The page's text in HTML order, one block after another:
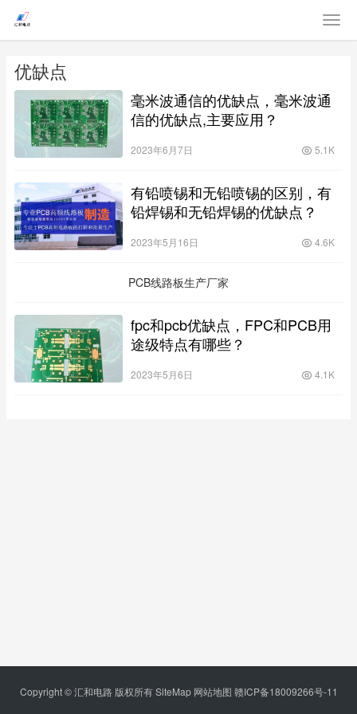
优缺点
毫米波通信的优缺点，毫米波通
信的优缺点,主要应用？
2023年6月7日 5.1K
有铅喷锡和无铅喷锡的区别，有
铅焊锡和无铅焊锡的优缺点？
2023年5月16日 4.6K
PCB线路板生产厂家
fpc和pcb优缺点，FPC和PCB用
途级特点有哪些？
2023年5月6日 4.1K
Copyright © 汇和电路 版权所有SiteMap 网站地图 赣ICP备18009266号-11